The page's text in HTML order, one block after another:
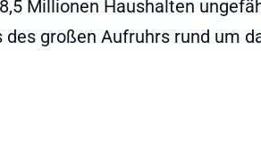
Millionen Haushalten
großen Aufruhrs rund um